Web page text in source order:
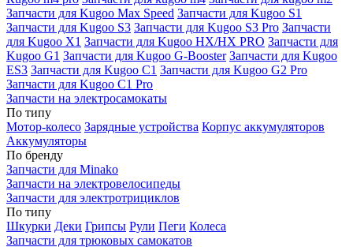
Запчасти для Kugoo Max Speed Запчасти для Kugoo S1
Запчасти для Kugoo S3 Запчасти для Kugoo S3 Pro Запчасти
для Kugoo X1 Запчасти для Kugoo HX/HX PRO Запчасти для
Kugoo G1 Запчасти для Kugoo G-Booster Запчасти для Kugoo
ES3 Запчасти для Kugoo C1 Запчасти для Kugoo G2 Pro
Запчасти для Kugoo C1 Pro
Запчасти на электросамокаты
По типу
Мотор-колесо Зарядные устройства Корпус аккумуляторов
Аккумуляторы
По бренду
Запчасти для Minako
Запчасти на электровелосипеды
Запчасти для электротрициклов
По типу
Шкурки Деки Грипсы Рули Пеги Колеса
Запчасти для трюковых самокатов